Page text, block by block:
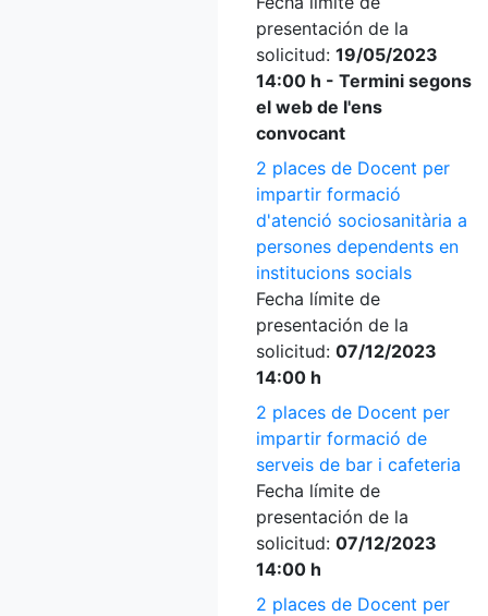
presentación de la
solicitud: 19/05/2023
14:00 h - Termini segons
el web de l'ens
convocant
2 places de Docent per
impartir formació
d'atenció sociosanitària a
persones dependents en
institucions socials
Fecha límite de
presentación de la
solicitud: 07/12/2023
14:00 h
2 places de Docent per
impartir formació de
serveis de bar i cafeteria
Fecha límite de
presentación de la
solicitud: 07/12/2023
14:00 h
2 places de Docent per